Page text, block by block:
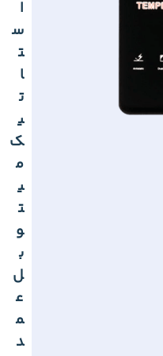
ا
س
ت
ا
ت
ی
ک
م
ی
ت
و
ب
ل
ع
م
د